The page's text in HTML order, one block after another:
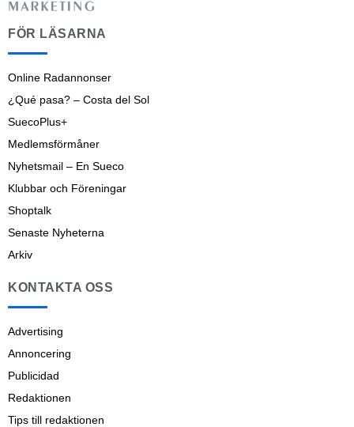
FÖR LÄSARNA
Online Radannonser
¿Qué pasa? – Costa del Sol
SuecoPlus+
Medlemsförmåner
Nyhetsmail – En Sueco
Klubbar och Föreningar
Shoptalk
Senaste Nyheterna
Arkiv
KONTAKTA OSS
Advertising
Annoncering
Publicidad
Redaktionen
Tips till redaktionen